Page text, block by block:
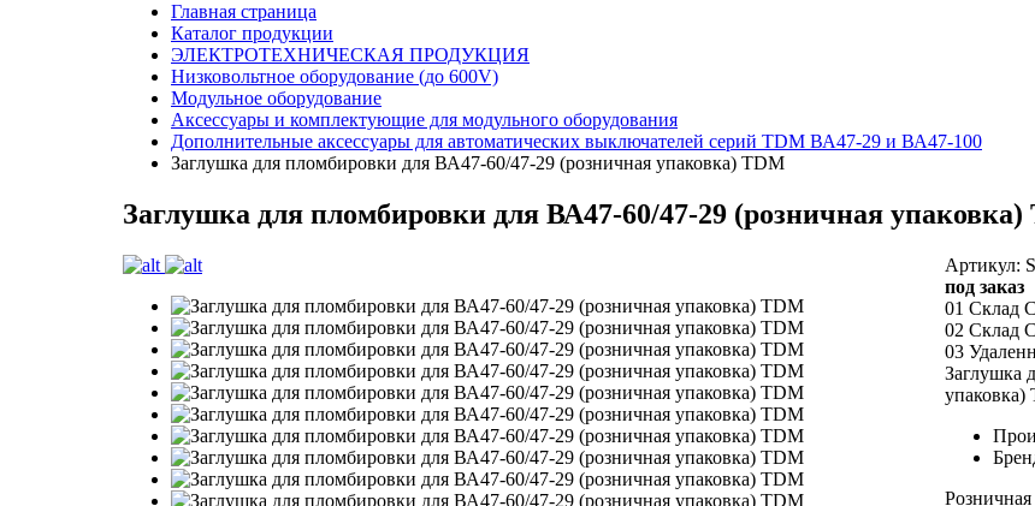
Главная страница
Каталог продукции
ЭЛЕКТРОТЕХНИЧЕСКАЯ ПРОДУКЦИЯ
Низковольтное оборудование (до 600V)
Модульное оборудование
Аксессуары и комплектующие для модульного оборудования
Дополнительные аксессуары для автоматических выключателей серий TDM ВА47-29 и ВА47-100
Заглушка для пломбировки для ВА47-60/47-29 (розничная упаковка) TDM
Заглушка для пломбировки для ВА47-60/47-29 (розничная упаковка)
Артикул:
под заказ
01 Склад
02 Склад
03
Заглушка
упаковка)
Розничная